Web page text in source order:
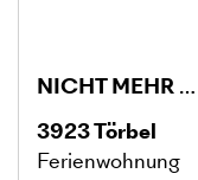
NICHT MEHR VERFÜGBAR
3923Törbel
Ferienwohnung